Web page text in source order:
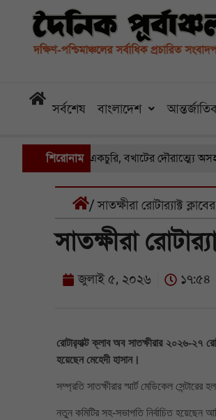
সর্বশেষ বাংলাদেশ
শিরোনাম
একের পর একচুরি, বখাটের দৌরাত্ম্যে অসহায়
/ সাতক্ষীরা রোটার‌্যাক্ট
সাতক্ষীরা
জুলাই ৫, ২০২৬ ১৭:৫৪
রোটার‌্যাক্ট ক্লাব অব সাতক্ষীরার ২০২৬-২৭
হয়েছেন মেহেদী হাসান।
সম্প্রতি সাতক্ষীরার স্মার্ট মেডিকেল
নতুন কমিটির সহ-সভাপতি নির্বাচিত